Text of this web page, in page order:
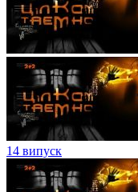
14 випуск